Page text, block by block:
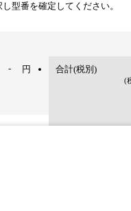
型番を確定してください。
- 円 合計(税別)
(